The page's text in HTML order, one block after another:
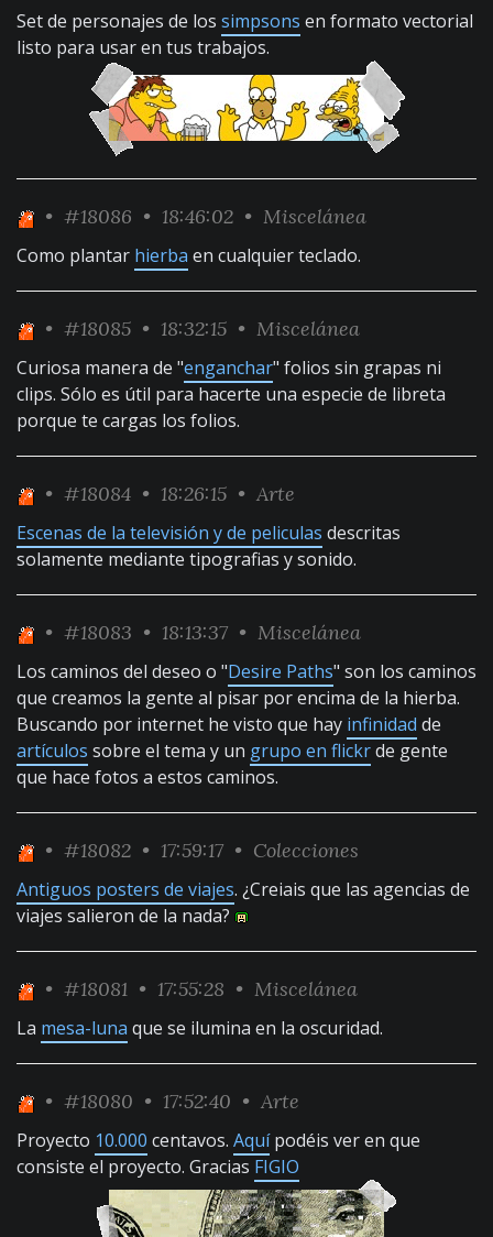
Set de personajes de los simpsons en formato vectorial
listo para usar en tus trabajos.
• #18086 • 18:46:02 • Miscelánea
Como plantar hierba en cualquier teclado.
• #18085 • 18:32:15 • Miscelánea
Curiosa manera de "enganchar" folios sin grapas ni
clips. Sólo es útil para hacerte una especie de libreta
porque te cargas los folios.
• #18084 • 18:26:15 • Arte
Escenas de la televisión y de peliculas descritas
solamente mediante tipografias y sonido.
• #18083 • 18:13:37 • Miscelánea
Los caminos del deseo o "Desire Paths" son los caminos
que creamos la gente al pisar por encima de la hierba.
Buscando por internet he visto que hay infinidad de
artículos sobre el tema y un grupo en flickrde gente
que hace fotos a estos caminos.
• #18082 • 17:59:17 • Colecciones
Antiguos posters de viajes. ¿Creiais que las agencias de
viajes salieron de la nada?
• #18081 • 17:55:28 • Miscelánea
La mesa-luna que se ilumina en la oscuridad.
• #18080 • 17:52:40 • Arte
Proyecto 10.000 centavos. Aquípodéis ver en que
consiste el proyecto. Gracias FIGIO